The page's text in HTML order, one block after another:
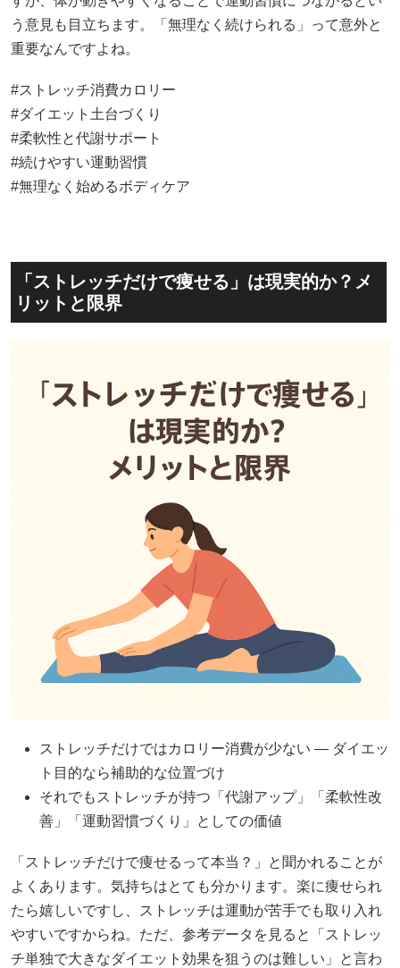
う意見も目立ちます。「無理なく続けられる」って意外と
重要なんですよね。
#ストレッチ消費カロリー
#ダイエット土台づくり
#柔軟性と代謝サポート
#続けやすい運動習慣
#無理なく始めるボディケア
「ストレッチだけで痩せる」は現実的か？メ
リットと限界
ストレッチだけではカロリー消費が少ない — ダイエッ
ト目的なら補助的な位置づけ
それでもストレッチが持つ「代謝アップ」「柔軟性改
善」「運動習慣づくり」としての価値
「ストレッチだけで痩せるって本当？」と聞かれることが
よくあります。気持ちはとても分かります。楽に痩せられ
たら嬉しいですし、ストレッチは運動が苦手でも取り入れ
やすいですからね。ただ、参考データを見ると「ストレッ
チ単独で大きなダイエット効果を狙うのは難しい」と言わ